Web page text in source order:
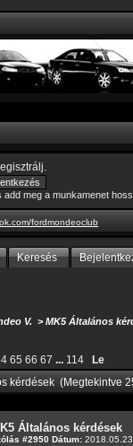
meg a munkamenet
fordmondeoclub
Keresés
V. >MK5 Általános
65 66 67 ... 114
Le
kérdések (Megtekintve
Általános kérdések
#2950 Dátum: